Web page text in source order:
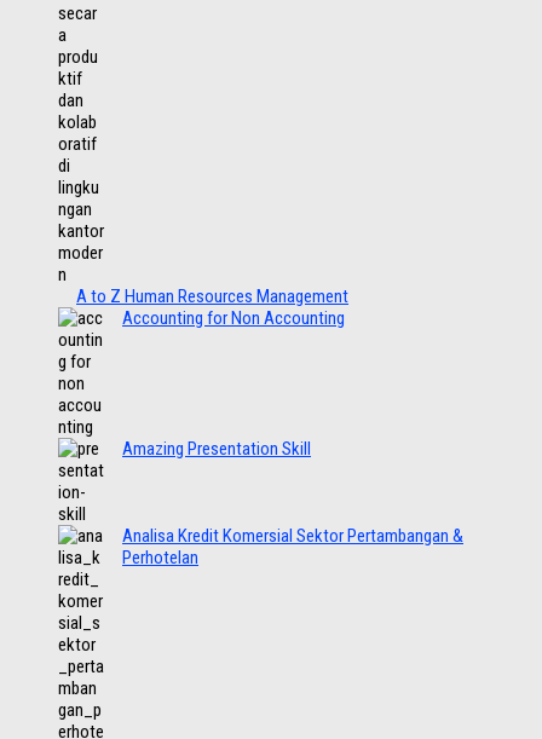
A to Z Human Resources Management
Accounting for Non Accounting
Amazing Presentation Skill
Analisa Kredit Komersial Sektor Pertambangan &
Perhotelan